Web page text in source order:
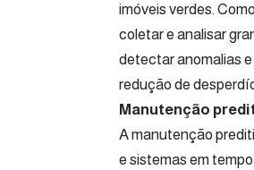
imóveis verdes.
coletar e analisar
detectar anomalias
redução de
Manutenção
A manutenção
e sistemas em